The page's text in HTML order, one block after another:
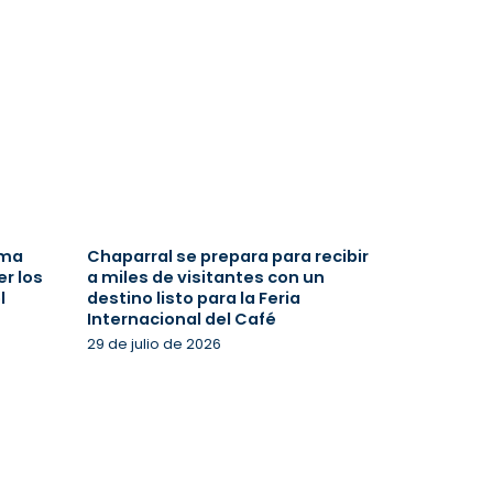
los
Chaparral se prepara para recibir
a miles de visitantes con un
destino listo para la Feria
Internacional del Café
29 de julio de 2026